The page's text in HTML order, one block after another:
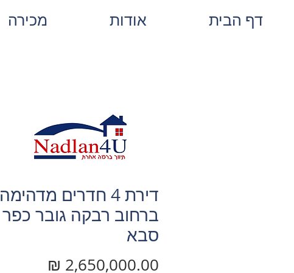
דף הבית אודות מכירה
דירת 4 חדרים מדהימה
ברחוב רבקה גובר כפר
סבא